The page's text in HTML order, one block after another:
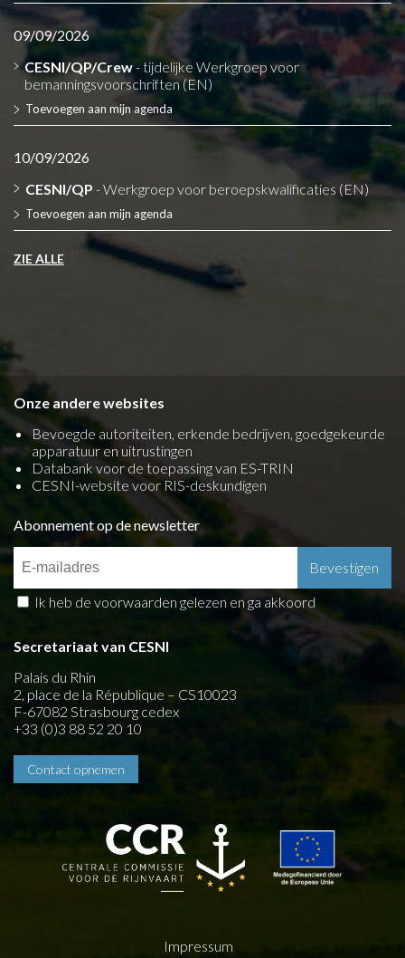
09/09/2026
CESNI/QP/Crew- tijdelijke Werkgroep voor
bemanningsvoorschriften (EN)
Toevoegen aan mijn agenda
10/09/2026
CESNI/QP - Werkgroep voor beroepskwalificaties (EN)
Toevoegen aan mijn agenda
ZIE ALLE
Onze andere websites
Bevoegde autoriteiten, erkende bedrijven, goedgekeurde
apparatuur en uitrustingen
Databank voor de toepassing van ES-TRIN
CESNI-website voor RIS-deskundigen
Abonnement op de newsletter
Ik heb de voorwaarden gelezen en ga akkoord
Secretariaat van CESNI
Palais du Rhin
2, place de la République – CS10023
F-67082 Strasbourg cedex
+33 (0)3 88 52 20 10
Contact opnemen
Impressum